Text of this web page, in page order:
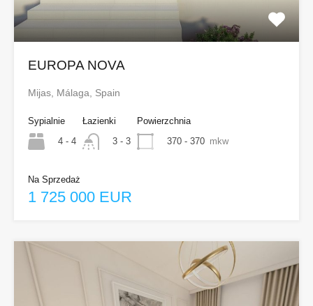
EUROPA NOVA
Mijas, Málaga, Spain
Sypialnie
4 - 4
Łazienki
3 - 3
Powierzchnia
370 - 370 mkw
Na Sprzedaż
1 725 000 EUR